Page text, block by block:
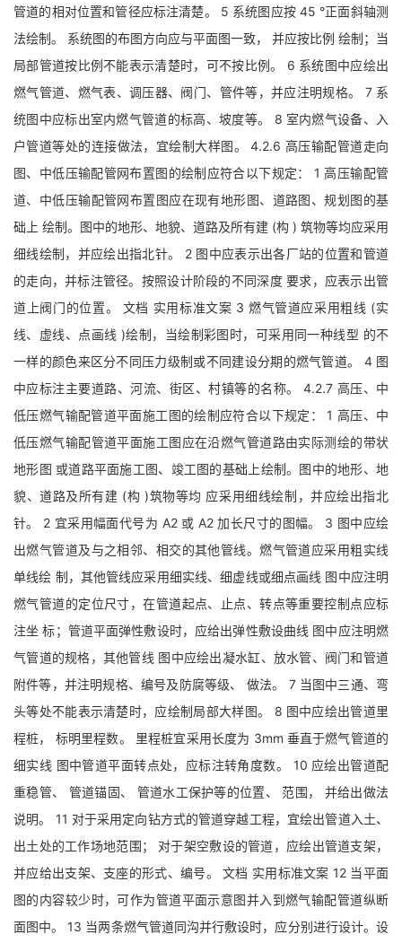
管道的相对位置和管径应标注清楚。 5 系统图应按 45 °正面斜轴测
法绘制。 系统图的布图方向应与平面图一致， 并应按比例 绘制；当
局部管道按比例不能表示清楚时，可不按比例。 6 系统图中应绘出
燃气管道、燃气表、调压器、阀门、管件等，并应注明规格。 7 系
统图中应标出室内燃气管道的标高、坡度等。 8 室内燃气设备、入
户管道等处的连接做法，宜绘制大样图。 4.2.6 高压输配管道走向
图、中低压输配管网布置图的绘制应符合以下规定： 1 高压输配管
道、中低压输配管网布置图应在现有地形图、道路图、规划图的基
础上 绘制。图中的地形、地貌、道路及所有建 (构 ) 筑物等均应采用
细线绘制，并应绘出指北针。 2 图中应表示出各厂站的位置和管道
的走向，并标注管径。按照设计阶段的不同深度 要求，应表示出管
道上阀门的位置。 文档 实用标准文案 3 燃气管道应采用粗线 (实
线、虚线、点画线 )绘制，当绘制彩图时，可采用同一种线型 的不
一样的颜色来区分不同压力级制或不同建设分期的燃气管道。 4 图
中应标注主要道路、河流、街区、村镇等的名称。 4.2.7 高压、中
低压燃气输配管道平面施工图的绘制应符合以下规定： 1 高压、中
低压燃气输配管道平面施工图应在沿燃气管道路由实际测绘的带状
地形图 或道路平面施工图、竣工图的基础上绘制。图中的地形、地
貌、道路及所有建 (构 )筑物等均 应采用细线绘制，并应绘出指北
针。 2 宜采用幅面代号为 A2 或 A2 加长尺寸的图幅。 3 图中应绘
出燃气管道及与之相邻、相交的其他管线。燃气管道应采用粗实线
单线绘 制，其他管线应采用细实线、细虚线或细点画线 图中应注明
燃气管道的定位尺寸，在管道起点、止点、转点等重要控制点应标
注坐 标；管道平面弹性敷设时，应给出弹性敷设曲线 图中应注明燃
气管道的规格，其他管线 图中应绘出凝水缸、放水管、阀门和管道
附件等，并注明规格、编号及防腐等级、 做法。 7 当图中三通、弯
头等处不能表示清楚时，应绘制局部大样图。 8 图中应绘出管道里
程桩， 标明里程数。 里程桩宜采用长度为 3mm 垂直于燃气管道的
细实线 图中管道平面转点处，应标注转角度数。 10 应绘出管道配
重稳管、 管道锚固、 管道水工保护等的位置、 范围， 并给出做法
说明。 11 对于采用定向钻方式的管道穿越工程，宜绘出管道入土、
出土处的工作场地范围； 对于架空敷设的管道，应绘出管道支架，
并应给出支架、支座的形式、编号。 文档 实用标准文案 12 当平面
图的内容较少时，可作为管道平面示意图并入到燃气输配管道纵断
面图中。 13 当两条燃气管道同沟并行敷设时，应分别进行设计。设